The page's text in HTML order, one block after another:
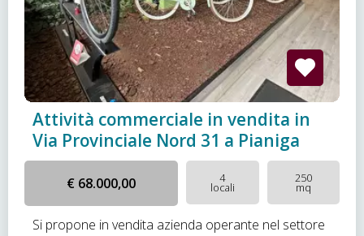
Attività commerciale in vendita in
Via Provinciale Nord 31 a Pianiga
€ 68.000,00 4
locali
250
mq
Si propone in vendita azienda operante nel settore